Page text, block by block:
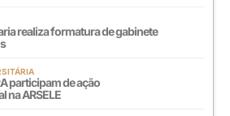
realiza formatura de gabinete
participam de ação
na ARSELE